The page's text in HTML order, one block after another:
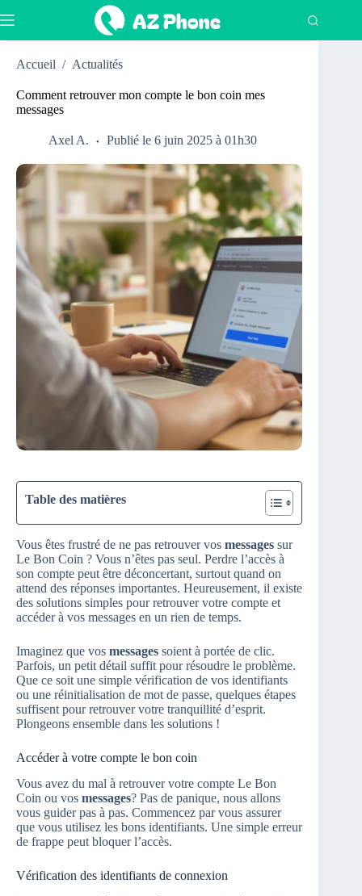
au
Accueil / Actualités
Comment retrouver mon compte le bon coin mes
messages
Axel A. Publié le 6 juin 2025 à 01h30
Table des matières
Vous êtes frustré de ne pas retrouver vos messages sur
Le Bon Coin ? Vous n’êtes pas seul. Perdre l’accès à
son compte peut être déconcertant, surtout quand on
attend des réponses importantes. Heureusement, il existe
des solutions simples pour retrouver votre compte et
accéder à vos messages en un rien de temps.
Imaginez que vos messages soient à portée de clic.
Parfois, un petit détail suffit pour résoudre le problème.
Que ce soit une simple vérification de vos identifiants
ou une réinitialisation de mot de passe, quelques étapes
suffisent pour retrouver votre tranquillité d’esprit.
Plongeons ensemble dans les solutions !
Accéder à votre compte le bon coin
Vous avez du mal à retrouver votre compte Le Bon
Coin ou vos messages? Pas de panique, nous allons
vous guider pas à pas. Commencez par vous assurer
que vous utilisez les bons identifiants. Une simple erreur
de frappe peut bloquer l’accès.
Vérification des identifiants de connexion